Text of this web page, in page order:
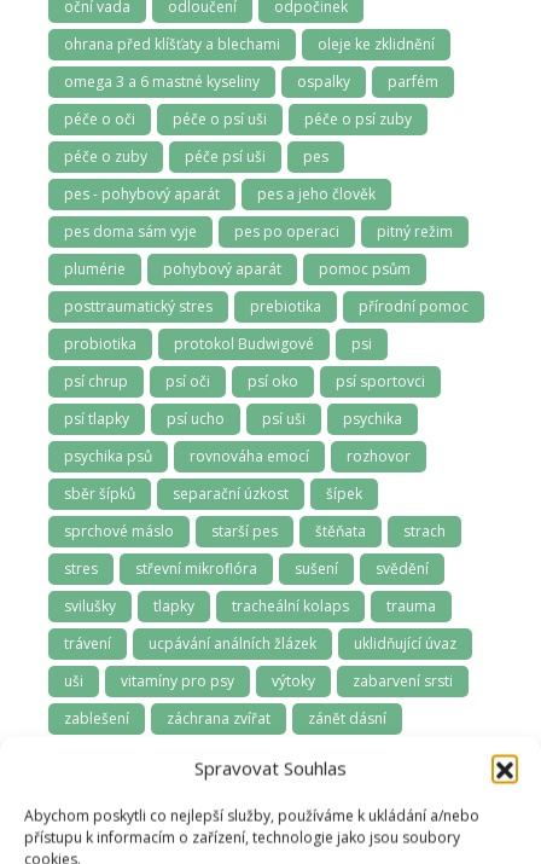
Spravovat Souhlas
Abychom poskytli co nejlepší služby, používáme k ukládání a/nebo
přístupu k informacím o zařízení, technologie jako jsou soubory
cookies.
oční vada
odloučení
odpočinek
ohrana před klíšťaty a blechami
oleje ke zklidnění
omega 3 a 6 mastné kyseliny
ospalky
parfém
péče o oči
péče o psí uši
péče o psí zuby
péče o zuby
péče psí uši
pes
pes - pohybový aparát
pes a jeho člověk
pes doma sám vyje
pes po operaci
pitný režim
plumérie
pohybový aparát
pomoc psům
posttraumatický stres
prebiotika
přírodní pomoc
probiotika
protokol Budwigové
psi
psí chrup
psí oči psí oko
psí sportovci
psí tlapky
psí ucho psí uši
psychika
psychika psů
rovnováha emocí
rozhovor
sběr šípků
separační úzkost
šípek
sprchové máslo
starší pes štěňata
strach
stres
střevní mikroflóra sušení
svědění
svilušky
tlapky tracheální kolaps
trauma
trávení
ucpávání análních žlázek
uklidňující úvaz
uši
vitamíny pro psy výtoky
zabarvení srsti
zablešení
záchrana zvířat
zánět dásní
zuby a dásně
zúžená průdušnice zvládání samoty